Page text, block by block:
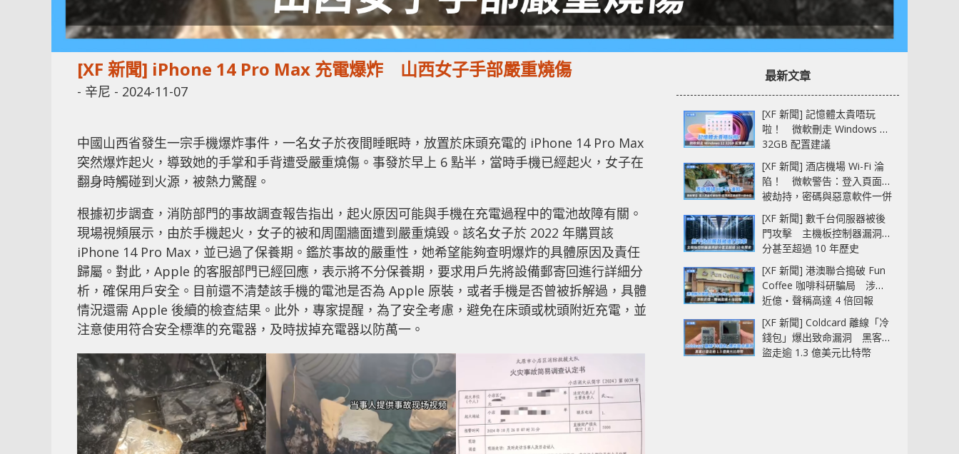
[XF 新聞] iPhone 14 Pro Max 充電爆炸 山西女子手部嚴重燒傷
- 辛尼 - 2024-11-07
中國山西省發生一宗手機爆炸事件，一名女子於夜間睡眠時，放置於床頭充電的 iPhone 14 Pro Max
突然爆炸起火，導致她的手掌和手背遭受嚴重燒傷。事發於早上 6 點半，當時手機已經起火，女子在
翻身時觸碰到火源，被熱力驚醒。
根據初步調查，消防部門的事故調查報告指出，起火原因可能與手機在充電過程中的電池故障有關。
現場視頻展示，由於手機起火，女子的被和周圍牆面遭到嚴重燒毀。該名女子於 2022 年購買該
iPhone 14 Pro Max，並已過了保養期。鑑於事故的嚴重性，她希望能夠查明爆炸的具體原因及責任
歸屬。對此，Apple 的客服部門已經回應，表示將不分保養期，要求用戶先將設備郵寄回進行詳細分
析，確保用戶安全。目前還不清楚該手機的電池是否為 Apple 原裝，或者手機是否曾被拆解過，具體
情況還需 Apple 後續的檢查結果。此外，專家提醒，為了安全考慮，避免在床頭或枕頭附近充電，並
注意使用符合安全標準的充電器，及時拔掉充電器以防萬一。
最新文章
[XF 新聞] 記憶體太貴唔玩
啦！ 微軟刪走 Windows 11
32GB 配置建議
[XF 新聞] 酒店機場 Wi-Fi 淪
陷！ 微軟警告：登入頁面可
被劫持，密碼與惡意軟件一併
中招
[XF 新聞] 數千台伺服器被後
門攻擊 主機板控制器漏洞部
分甚至超過 10 年歷史
[XF 新聞] 港澳聯合搗破 Fun
Coffee 咖啡科研騙局 涉款
近億‧聲稱高達 4 倍回報
[XF 新聞] Coldcard 離線「冷
錢包」爆出致命漏洞 黑客已
盜走逾 1.3 億美元比特幣